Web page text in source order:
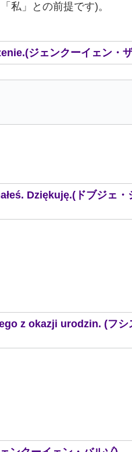
私」との前提です)。
ジェンクーイェン・
Dziękuję.(ドブジェ
z okazji urodzin. (フシ